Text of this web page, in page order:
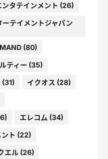
タテインメント (26)
ーテイメントジャパン
(80)
ティー (35)
(31) イクオス (28)
エレコム (34)
ト (22)
エル(26)